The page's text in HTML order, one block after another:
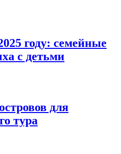
году: семейные
с детьми
для
тура